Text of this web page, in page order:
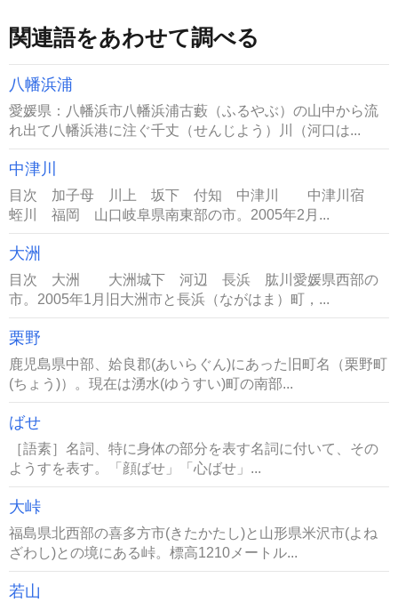
関連語をあわせて調べる
八幡浜浦
愛媛県：八幡浜市八幡浜浦古藪（ふるやぶ）の山中から流
れ出て八幡浜港に注ぐ千丈（せんじよう）川（河口は...
中津川
目次 加子母 川上 坂下 付知 中津川 中津川宿
蛭川 福岡 山口岐阜県南東部の市。2005年2月...
大洲
目次 大洲 大洲城下 河辺 長浜 肱川愛媛県西部の
市。2005年1月旧大洲市と長浜（ながはま）町，...
栗野
鹿児島県中部、姶良郡(あいらぐん)にあった旧町名（栗野町
(ちょう)）。現在は湧水(ゆうすい)町の南部...
ばせ
［語素］名詞、特に身体の部分を表す名詞に付いて、その
ようすを表す。「顔ばせ」「心ばせ」...
大峠
福島県北西部の喜多方市(きたかたし)と山形県米沢市(よね
ざわし)との境にある峠。標高1210メートル...
若山